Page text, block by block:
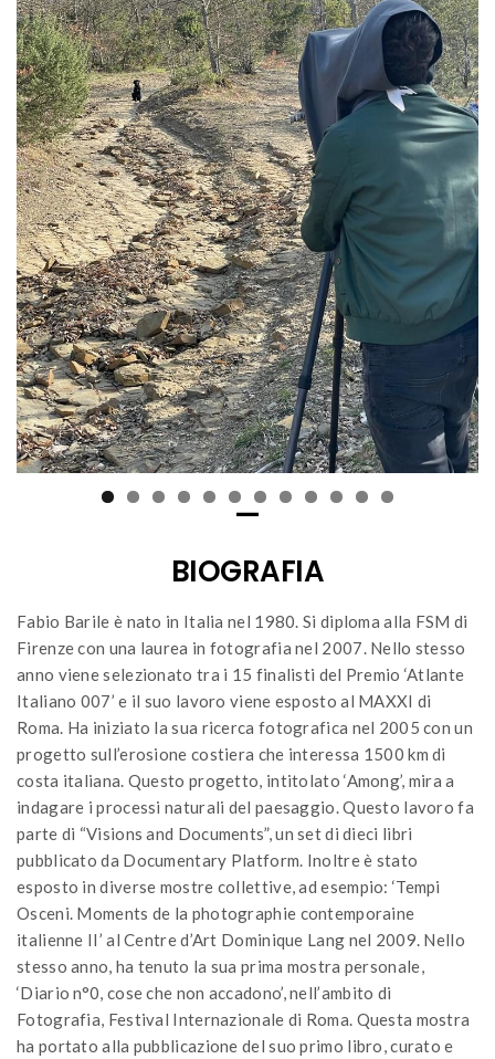
—
BIOGRAFIA
Fabio Barile è nato in Italia nel 1980. Si diploma alla FSM di
Firenze con una laurea in fotografia nel 2007. Nello stesso
anno viene selezionato tra i 15 finalisti del Premio ‘Atlante
Italiano 007’ e il suo lavoro viene esposto al MAXXI di
Roma. Ha iniziato la sua ricerca fotografica nel 2005 con un
progetto sull’erosione costiera che interessa 1500 km di
costa italiana. Questo progetto, intitolato ‘Among’, mira a
indagare i processi naturali del paesaggio. Questo lavoro fa
parte di “Visions and Documents”, un set di dieci libri
pubblicato da Documentary Platform. Inoltre è stato
esposto in diverse mostre collettive, ad esempio: ‘Tempi
Osceni. Moments de la photographie contemporaine
italienne II’ al Centre d’Art Dominique Lang nel 2009. Nello
stesso anno, ha tenuto la sua prima mostra personale,
‘Diario n°0, cose che non accadono’, nell’ambito di
Fotografia, Festival Internazionale di Roma. Questa mostra
ha portato alla pubblicazione del suo primo libro, curato e